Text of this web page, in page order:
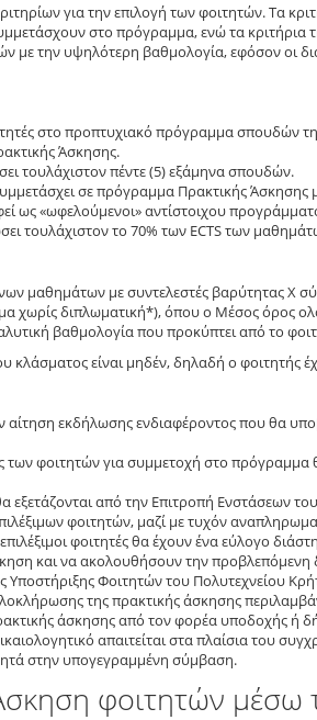
για την επιλογή των φοιτητών. Τα
στο πρόγραμμα, ενώ τα
με την υψηλότερη βαθμολογία, εφόσον οι
στο προπτυχιακό πρόγραμμα σπουδών
Άσκησης.
τουλάχιστον πέντε (5) εξάμηνα σπουδών.
σε πρόγραμμα Πρακτικής
ως «ωφελούμενοι» αντίστοιχου
τουλάχιστον το 70% των ECTS των
μαθημάτων με συντελεστές βαρύτητας Χ
χωρίς διπλωματική*), όπου ο Μέσος όρος
βαθμολογία που προκύπτει από το
είναι μηδέν, δηλαδή ο φοιτητής
αίτηση εκδήλωσης ενδιαφέροντος που θα
των φοιτητών για συμμετοχή στο πρόγραμμα
εξετάζονται από την Επιτροπή Ενστάσεων
φοιτητών, μαζί με τυχόν
φοιτητές θα έχουν ένα εύλογο
και να ακολουθήσουν την προβλεπόμενη
Υποστήριξης Φοιτητών του Πολυτεχνείου
της πρακτικής άσκησης
άσκησης από τον φορέα υποδοχής ή
απαιτείται στα πλαίσια του
στην υπογεγραμμένη σύμβαση.
φοιτητών